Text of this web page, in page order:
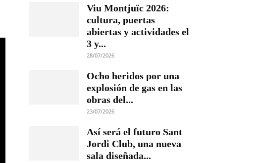
Viu Montjuïc 2026:
cultura, puertas
abiertas y actividades el
3 y...
28/07/2026
Ocho heridos por una
explosión de gas en las
obras del...
23/07/2026
Así será el futuro Sant
Jordi Club, una nueva
sala diseñada...